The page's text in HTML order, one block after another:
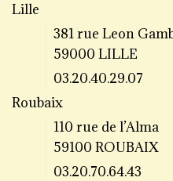
Lille
381 rue Leon
59000 LILLE
03.20.40.29.07
Roubaix
110 rue de l’Alma
59100 ROUBAIX
03.20.70.64.43